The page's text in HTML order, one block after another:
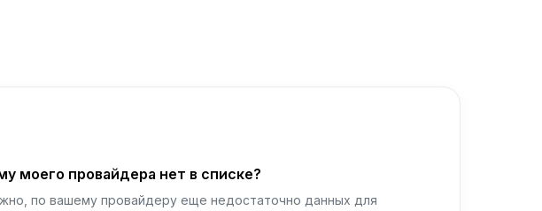
моего провайдера нет в списке?
по вашему провайдеру еще недостаточно данных для